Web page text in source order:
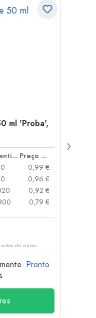
ml 'Proba',
Quantidade
Preço por peça
0,99 €
0,96 €
0,92 €
0,79 €
de envio
Pronto